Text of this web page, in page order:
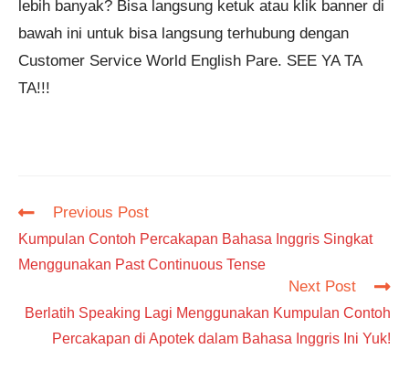
lebih banyak? Bisa langsung ketuk atau klik banner di
bawah ini untuk bisa langsung terhubung dengan
Customer Service World English Pare. SEE YA TA
TA!!!
Read
articles
Previous Post
Kumpulan Contoh Percakapan Bahasa Inggris Singkat
Menggunakan Past Continuous Tense
Next Post
Berlatih Speaking Lagi Menggunakan Kumpulan Contoh
Percakapan di Apotek dalam Bahasa Inggris Ini Yuk!